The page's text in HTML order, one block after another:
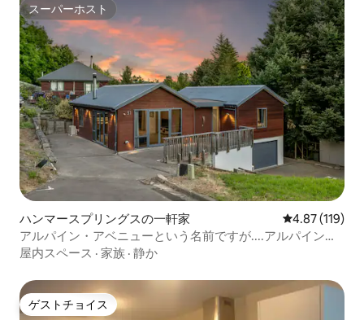
スーパーホスト
スーパーホスト
ハンマースプリングスの一軒家 レビュー119
4.87 (119)
アルパイン・アベニューという名前ですが....アルパインの
雰囲気があります！
屋内スペース · 家族 · 静か
ゲストチョイス
ゲストチョイス